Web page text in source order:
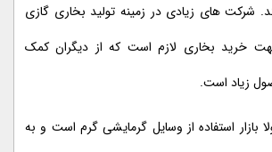
شرکت های زیادی در زمینه تولید بخاری گازی
خرید بخاری لازم است که از دیگران کمک
زیاد است.
بازار استفاده از وسایل گرمایشی گرم است و به